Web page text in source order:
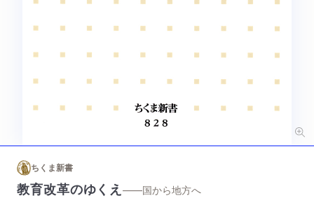
ちくま新書
教育改革のゆくえ——国から地方へ